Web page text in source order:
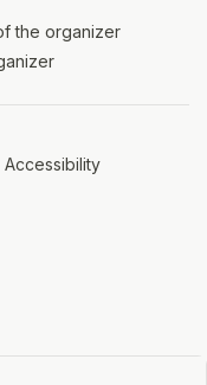
tab)
the organizer
in a new tab)
Accessibility